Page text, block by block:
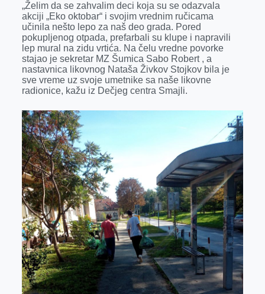
„Želim da se zahvalim deci koja su se odazvala
akciji „Eko oktobar“ i svojim vrednim ručicama
učinila nešto lepo za naš deo grada. Pored
pokupljenog otpada, prefarbali su klupe i napravili
lep mural na zidu vrtića. Na čelu vredne povorke
stajao je sekretar MZ Šumica Sabo Robert , a
nastavnica likovnog Nataša Živkov Stojkov bila je
sve vreme uz svoje umetnike sa naše likovne
radionice, kažu iz Dečjeg centra Smajli.